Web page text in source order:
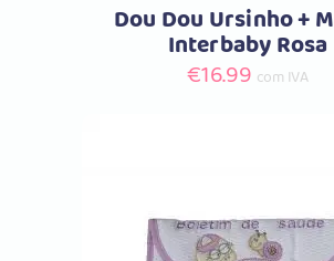
Dou Dou Ursinho +
Interbaby Rosa
€16.99 com IVA